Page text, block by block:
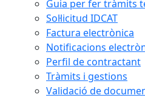
Guia per fer tràmits
Sol·licitud IDCAT
Factura electrònica
Notificacions
Perfil de contractant
Tràmits i gestions
Validació de